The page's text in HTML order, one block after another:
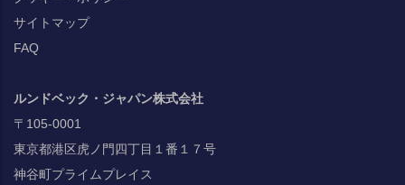
サイトマップ
FAQ
ルンドベック・ジャパン株式会社
〒105-0001
東京都港区虎ノ門四丁目１番１７号
神谷町プライムプレイス